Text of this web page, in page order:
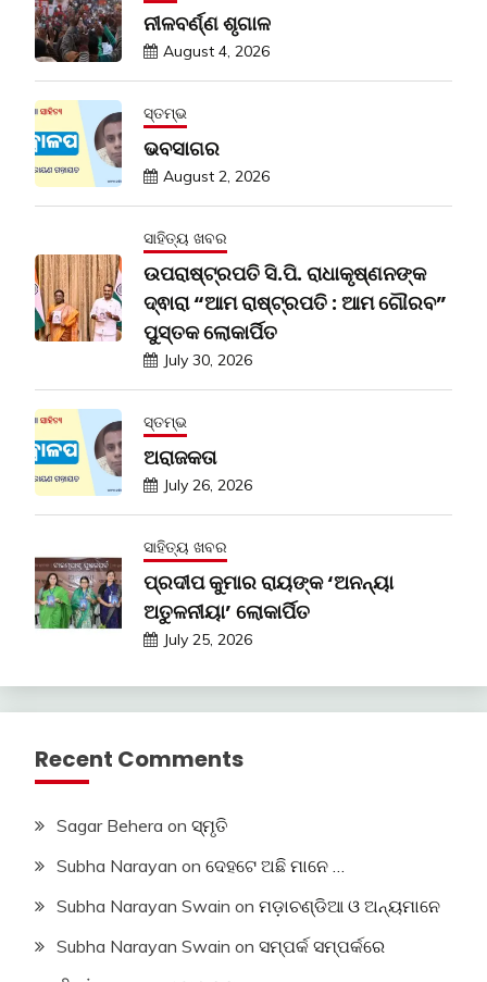
ନୀଳବର୍ଣ୍ଣ ଶୃଗାଳ
August 4, 2026
ସ୍ତମ୍ଭ
ଭବସାଗର
August 2, 2026
ସାହିତ୍ୟ ଖବର
ଉପରାଷ୍ଟ୍ରପତି ସି.ପି. ରାଧାକୃଷ୍ଣନଙ୍କ
ଦ୍ଵାରା “ଆମ ରାଷ୍ଟ୍ରପତି : ଆମ ଗୌରବ”
ପୁସ୍ତକ ଲୋକାର୍ପିତ
July 30, 2026
ସ୍ତମ୍ଭ
ଅରାଜକତା
July 26, 2026
ସାହିତ୍ୟ ଖବର
ପ୍ରଦୀପ କୁମାର ରାୟଙ୍କ ‘ଅନନ୍ୟା
ଅତୁଳନୀୟା’ ଲୋକାର୍ପିତ
July 25, 2026
Recent Comments
Sagar Behera on ସ୍ମୃତି
Subha Narayan on ଦେହଟେ ଅଛି ମାନେ …
Subha Narayan Swain on ମଡ଼ାଚଣ୍ଡିଆ ଓ ଅନ୍ୟମାନେ
Subha Narayan Swain on ସମ୍ପର୍କ ସମ୍ପର୍କରେ